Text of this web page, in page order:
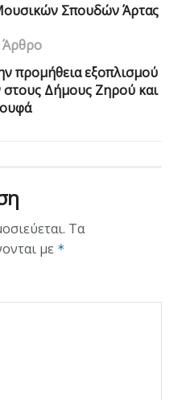
Σπουδών Άρτας
προμήθεια εξοπλισμού
Δήμους Ζηρού και
Τα
με *